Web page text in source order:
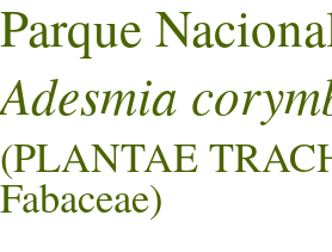
Parque
Adesmia
(PLANTAE
Fabaceae)